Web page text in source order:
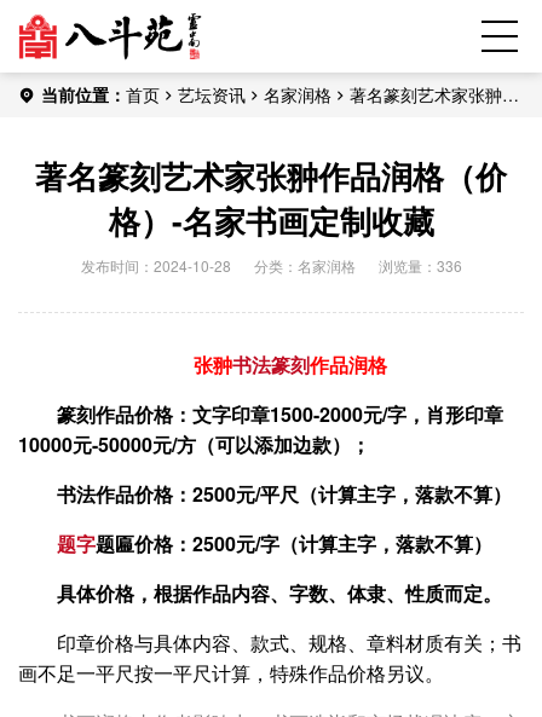
当前位置： 首页 艺坛资讯 名家润格
著名篆刻艺术家张翀作
著名篆刻艺术家张翀作品润格（价
格）-名家书画定制收藏
发布时间：2024-10-28 分类： 名家润格 浏览量：336
张翀书法篆刻作品润格
篆刻作品价格：文字印章1500-2000元/字，肖形印章
10000元-50000元/方（可以添加边款）；
书法作品价格：2500元/平尺（计算主字，落款不算）
题字题匾价格：2500元/字（计算主字，落款不算）
具体价格，根据作品内容、字数、体隶、性质而定。
印章价格与具体内容、款式、规格、章料材质有关；书
画不足一平尺按一平尺计算，特殊作品价格另议。